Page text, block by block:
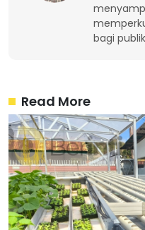
bagi
Read More